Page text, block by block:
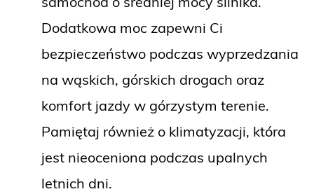
Dodatkowa moc zapewni Ci
bezpieczeństwo podczas wyprzedzania
na wąskich, górskich drogach oraz
komfort jazdy w górzystym terenie.
Pamiętaj również o klimatyzacji, która
jest nieoceniona podczas upalnych
letnich dni.